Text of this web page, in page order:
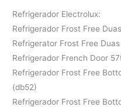
Refrigerador Electrolux:
Refrigerador Frost Free
Refrigerator Frost Free
Refrigerador French Door
Refrigerador Frost Free
(db52)
Refrigerador Frost Free